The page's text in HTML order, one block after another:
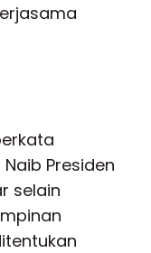
Presiden
selain